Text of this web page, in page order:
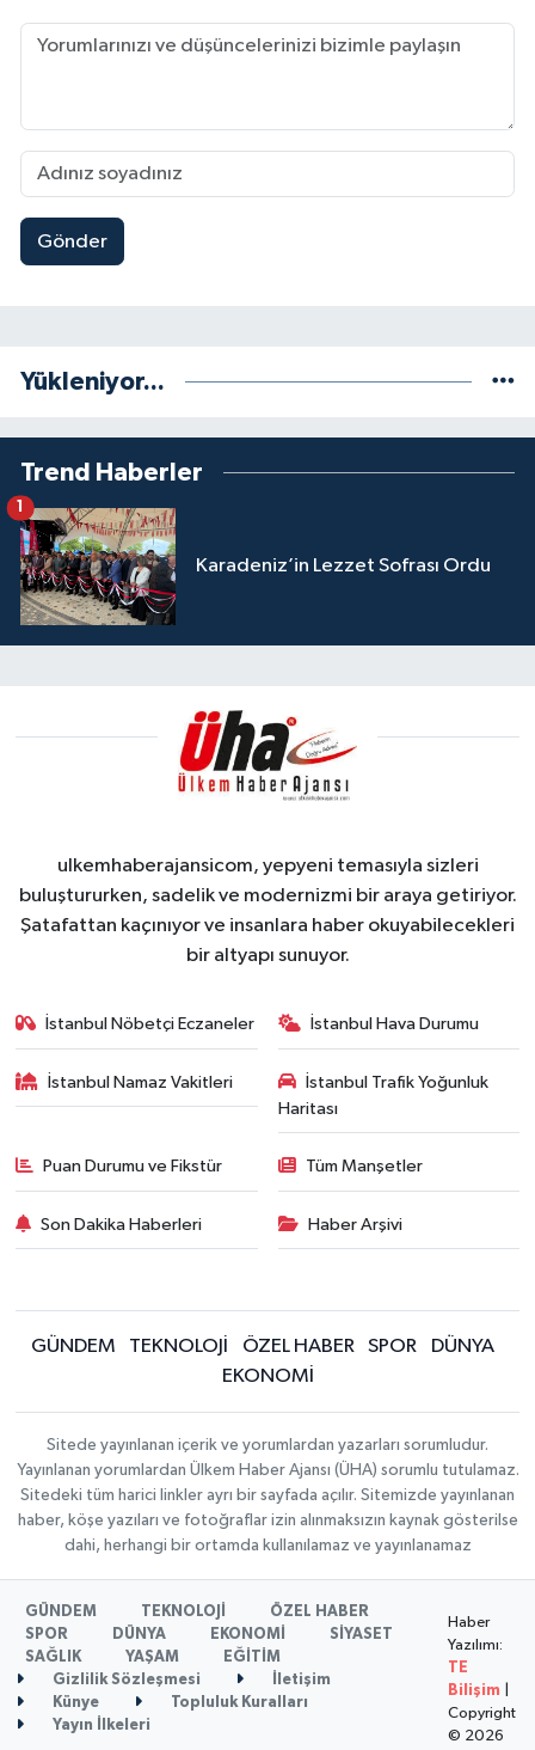
Gönder
Yükleniyor...
Trend Haberler
Karadeniz’in Lezzet Sofrası Ordu
1
ulkemhaberajansicom, yepyeni temasıyla sizleri
buluştururken, sadelik ve modernizmi bir araya getiriyor.
Şatafattan kaçınıyor ve insanlara haber okuyabilecekleri
bir altyapı sunuyor.
İstanbul Nöbetçi Eczaneler İstanbul Hava Durumu
İstanbul Namaz Vakitleri
İstanbul Trafik Yoğunluk
Haritası
Puan Durumu ve Fikstür Tüm Manşetler
Son Dakika Haberleri Haber Arşivi
GÜNDEM TEKNOLOJİ ÖZEL HABER SPOR
DÜNYA
EKONOMİ
Sitede yayınlanan içerik ve yorumlardan yazarları sorumludur.
Yayınlanan yorumlardan Ülkem Haber Ajansı (ÜHA) sorumlu tutulamaz.
Sitedeki tüm harici linkler ayrı bir sayfada açılır. Sitemizde yayınlanan
haber, köşe yazıları ve fotoğraflar izin alınmaksızın kaynak gösterilse
dahi, herhangi bir ortamda kullanılamaz ve yayınlanamaz
GÜNDEM TEKNOLOJİ
ÖZEL HABER
SPOR
DÜNYA EKONOMİ
SİYASET
SAĞLIK
YAŞAM
EĞİTİM
Gizlilik Sözleşmesi
İletişim
Künye
Topluluk Kuralları
Yayın İlkeleri
Haber
Yazılımı:
TE
Bilişim
Copyright
© 2026